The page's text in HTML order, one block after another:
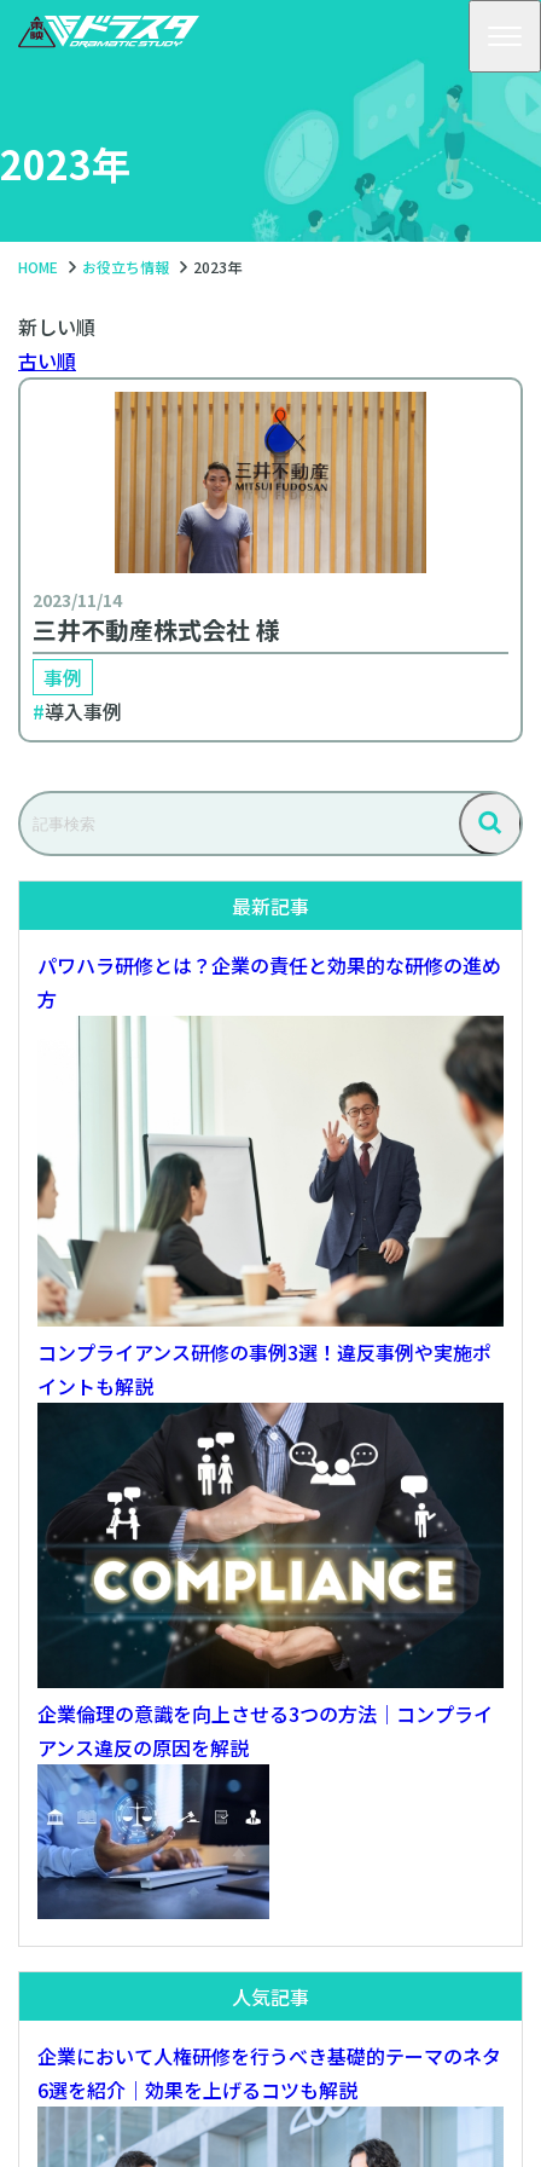
ツ
へ
2023年
HOME お役立ち情報 2023年
新しい順
古い順
2023/11/14
三井不動産株式会社 様
事例
導入事例
記
事
検
索
検
最新記事
パワハラ研修とは？企業の責任と効果的な研修の進め
方
コンプライアンス研修の事例3選！違反事例や実施ポ
イントも解説
企業倫理の意識を向上させる3つの方法｜コンプライ
アンス違反の原因を解説
人気記事
企業において人権研修を行うべき基礎的テーマのネタ
6選を紹介｜効果を上げるコツも解説